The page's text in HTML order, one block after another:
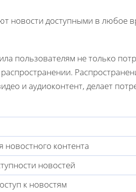
новости доступными в любое
пользователям не только
и аудиоконтент, делает
новостного контента
новостей
к новостям